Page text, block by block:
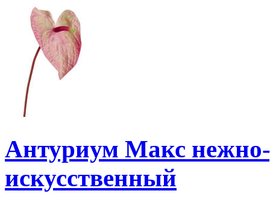
Антуриум Макс
искусственный